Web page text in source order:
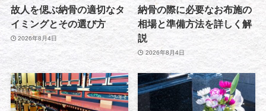
故人を偲ぶ納骨の適切なタ
イミングとその選び方
2026年8月4日
納骨の際に必要なお布施の
相場と準備方法を詳しく解
説
2026年8月4日